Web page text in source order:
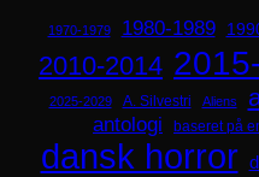
1970-1979 1980-1989
2010-2014
2025-2029 A. Silvestri Aliens
antologi baseret på
dansk horror